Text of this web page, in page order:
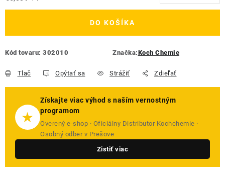
DO KOŠÍKA
Kód tovaru: 302010 Značka:Koch Chemie
Tlač Opýtať sa Strážiť Zdieľať
★
Získajte viac výhod s naším vernostným
programom
Overený e-shop · Oficiálny Distributor Kochchemie ·
Osobný odber v Prešove
Zistiť viac